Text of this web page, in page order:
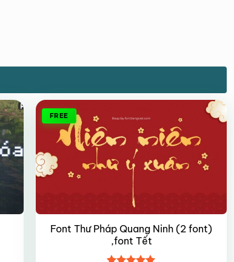
FREE
Font Thư Pháp Quang Ninh (2 font)
,font Tết